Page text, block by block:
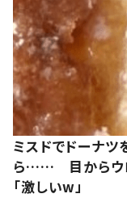
ミスドでドーナツ
ら…… 目からウロ
「激しいw」